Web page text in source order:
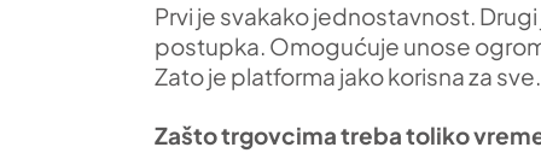
Prvi je svakako jednostavnost.
postupka. Omogućuje unose
Zato je platforma jako korisna za sve.
Zašto trgovcima treba toliko